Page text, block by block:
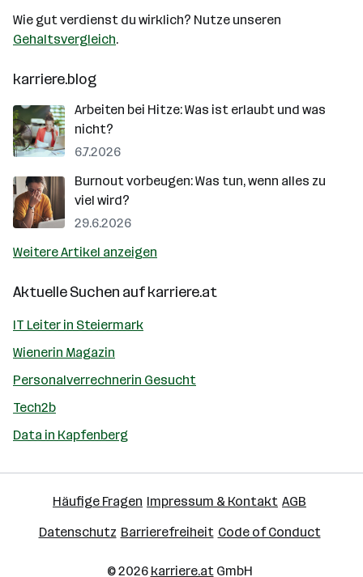
Wie gut verdienst du wirklich? Nutze unseren
Gehaltsvergleich.
karriere.blog
Arbeiten bei Hitze: Was ist erlaubt und was
nicht?
6.7.2026
Burnout vorbeugen: Was tun, wenn alles zu
viel wird?
29.6.2026
Weitere Artikel anzeigen
Aktuelle Suchen aufkarriere.at
IT Leiter in Steiermark
Wienerin Magazin
Personalverrechnerin Gesucht
Tech2b
Data in Kapfenberg
Häufige Fragen Impressum & Kontakt AGB
Datenschutz Barrierefreiheit Code of Conduct
© 2026 karriere.atGmbH